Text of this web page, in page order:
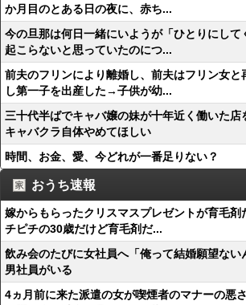
か月目のとある日の夜に、赤ち...
今の旦那は何日一緒にいようが「ひとりにして
起こらないと思っていたのにつ...
前夫のフリンにより離婚し、前夫はフリン女と
し第一子を出産した→子供が幼...
三十代半ばでキャバ嬢の妹が十年近く働いた店
キャバクラ自体やめてほしい
時間、お金、愛、今どれが一番足りない？
おうち速報
嫁からもらったクリスマスプレゼントが育毛剤
チピチの30歳だけど育毛剤だ...
飲み会のたびに女社員へ「俺って結婚願望ない
男社員がいる
4ヵ月前に来た派遣の女が喫煙者のマナーの悪